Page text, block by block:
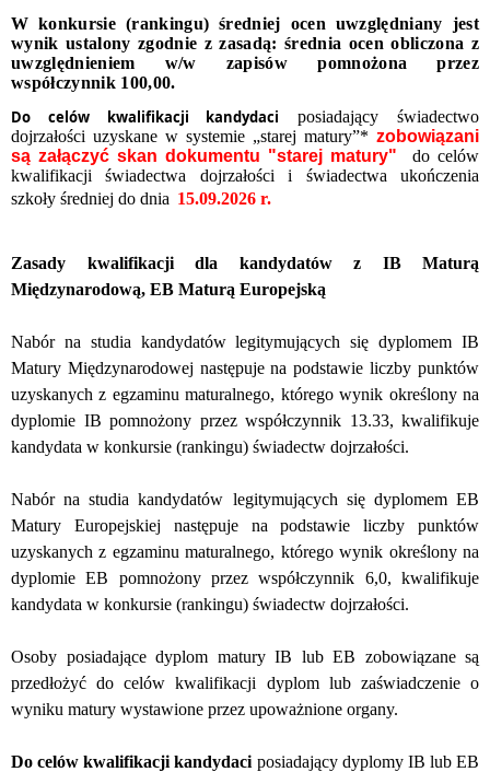
W konkursie (rankingu) średniej ocen uwzględniany jest
wynik ustalony zgodnie z zasadą: średnia ocen obliczona z
uwzględnieniem w/w zapisów pomnożona przez
współczynnik 100,00.
Do celów kwalifikacji kandydaci posiadający świadectwo
dojrzałości uzyskane w systemie „starej matury”* zobowiązani
są załączyć skan dokumentu "starej matury" do celów
kwalifikacji świadectwa dojrzałości i świadectwa ukończenia
szkoły średniej do dnia 15.09.2026 r.
Zasady kwalifikacji dla kandydatów z IB Maturą
Międzynarodową, EB Maturą Europejską
Nabór na studia kandydatów legitymujących się dyplomem IB
Matury Międzynarodowej następuje na podstawie liczby punktów
uzyskanych z egzaminu maturalnego, którego wynik określony na
dyplomie IB pomnożony przez współczynnik 13.33, kwalifikuje
kandydata w konkursie (rankingu) świadectw dojrzałości.
Nabór na studia kandydatów legitymujących się dyplomem EB
Matury Europejskiej następuje na podstawie liczby punktów
uzyskanych z egzaminu maturalnego, którego wynik określony na
dyplomie EB pomnożony przez współczynnik 6,0, kwalifikuje
kandydata w konkursie (rankingu) świadectw dojrzałości.
Osoby posiadające dyplom matury IB lub EB zobowiązane są
przedłożyć do celów kwalifikacji dyplom lub zaświadczenie o
wyniku matury wystawione przez upoważnione organy.
Do celów kwalifikacji kandydaci posiadający dyplomy IB lub EB